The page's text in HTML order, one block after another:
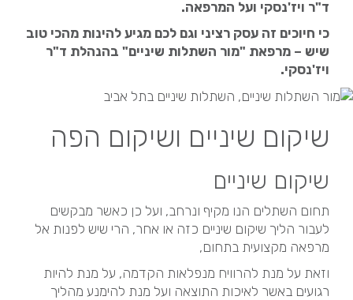
ד"ר ויז'נסקי ועל המרפאה.
כי חיוכים זה עסק רציני וגם לכם מגיע להינות מהכי טוב
שיש – מרפאת "מור השתלות שיניים" בהנהלת ד"ר
ויז'נסקי.
שיקום שיניים ושיקום הפה
שיקום שיניים
תחום השתלים הנו מקיף ונרחב, ועל כן כאשר מבקשים
לעבור הליך שיקום שיניים כזה או אחר, הרי שיש לפנות אל
מרפאה מקצועית בתחום,
וזאת על מנת להרוויח מנפלאות הקדמה, על מנת להיות
רגועים באשר לאיכות התוצאה ועל מנת להימנע מהליך